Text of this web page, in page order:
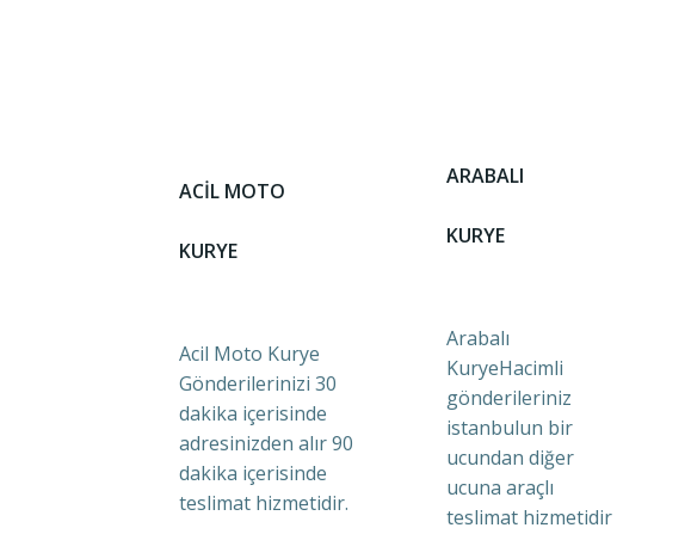
ACİL MOTO
KURYE
Acil Moto Kurye
Gönderilerinizi 30
dakika içerisinde
adresinizden alır 90
dakika içerisinde
teslimat hizmetidir.
ARABALI
KURYE
Arabalı
KuryeHacimli
gönderileriniz
istanbulun bir
ucundan diğer
ucuna araçlı
teslimat hizmetidir